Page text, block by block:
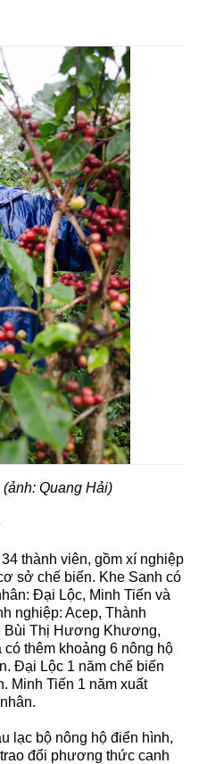
Quang Hải)
thành viên, gồm xí nghiệp
sở chế biến. Khe Sanh có
Đại Lộc, Minh Tiến và
nghiệp: Acep, Thành
Bùi Thị Hương Khương,
thêm khoảng 6 nông hộ
Đại Lộc 1 năm chế biến
Minh Tiến 1 năm xuất
lạc bộ nông hộ điển hình,
đổi phương thức canh